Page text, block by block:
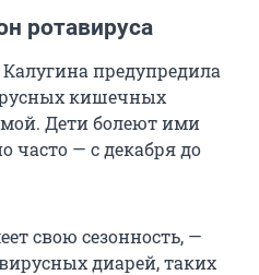
ротавируса
предупредила
кишечных
Дети болеют ими
часто — с декабря до
свою сезонность, —
диарей, таких